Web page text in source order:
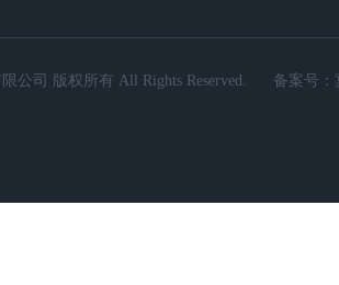
公司 版权所有 All Rights Reserved. 备案号：